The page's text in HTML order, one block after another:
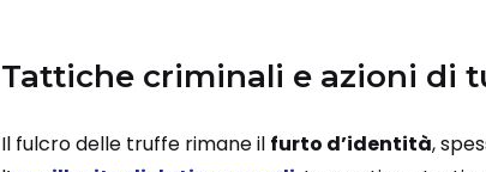
Tattiche criminali e azioni di
Il fulcro delle truffe rimane il furto d’identità,